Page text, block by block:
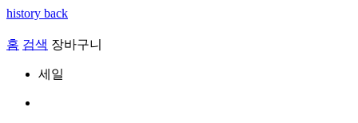
history back
홈 검색 장바구니
세일